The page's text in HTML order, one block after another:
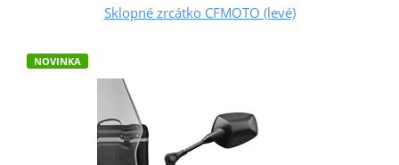
Sklopné zrcátko CFMOTO (levé)
NOVINKA